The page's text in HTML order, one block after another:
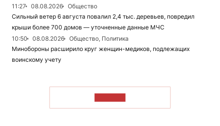
11:27
08.08.2026
Общество
Сильный ветер 6 августа повалил 2,4 тыс. деревьев, повредил
крыши более 700 домов — уточненные данные МЧС
10:50
08.08.2026
Общество, Политика
Минобороны расширило круг женщин-медиков, подлежащих
воинскому учету